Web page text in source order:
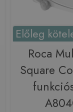
Előleg
Roca
Square